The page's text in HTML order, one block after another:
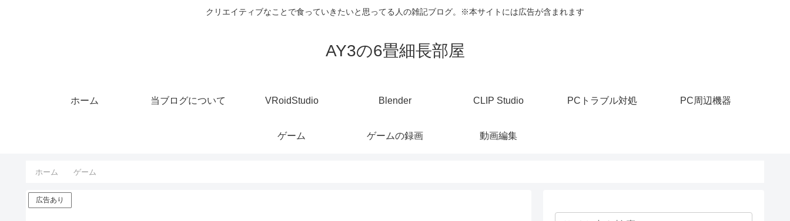
クリエイティブなことで食っていきたいと思ってる人の雑記ブログ。※本サイトには広告が含まれます
AY3の6畳細長部屋
ホーム 当ブログについて VRoidStudio Blender CLIP Studio PCトラブル対処 PC周辺機器
ゲーム ゲームの録画 動画編集
ホーム ゲーム
広告あり